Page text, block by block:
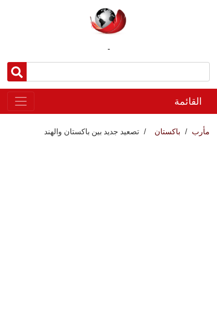
-
القائمة
مأرب باكستان تصعيد جديد بين باكستان والهند